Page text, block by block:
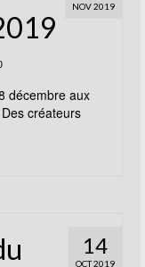
NOV 2019
décembre aux
créateurs
14
OCT 2019